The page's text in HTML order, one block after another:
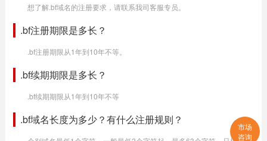
想了解.bf域名的注册要求，请联系我司客服专员。
.bf注册期限是多长？
.bf注册期限从1年到10年不等。
.bf续期期限是多长？
.bf续期期限从1年到10年不等
.bf域名长度为多少？有什么注册规则？
市场
咨询